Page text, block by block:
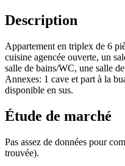
Description
Appartement en triplex de 6
cuisine agencée ouverte, un
salle de bains/WC, une salle
Annexes: 1 cave et part à la
disponible en sus.
Étude de marché
Pas assez de données pour
trouvée).